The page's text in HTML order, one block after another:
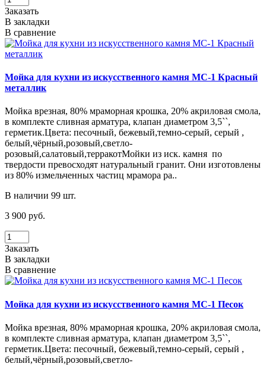
Заказать
В закладки
В сравнение
Мойка для кухни из искусственного камня МС-1 Красный
металлик
Мойка врезная, 80% мраморная крошка, 20% акриловая смола,
в комплекте сливная арматура, клапан диаметром 3,5``,
герметик.Цвета: песочный, бежевый,темно-серый, серый ,
белый,чёрный,розовый,светло-
розовый,салатовый,терракотМойки из иск. камня по
твердости превосходят натуральный гранит. Они изготовлены
из 80% измельченных частиц мрамора ра..
В наличии 99 шт.
3 900 руб.
Заказать
В закладки
В сравнение
Мойка для кухни из искусственного камня МС-1 Песок
Мойка врезная, 80% мраморная крошка, 20% акриловая смола,
в комплекте сливная арматура, клапан диаметром 3,5``,
герметик.Цвета: песочный, бежевый,темно-серый, серый ,
белый,чёрный,розовый,светло-